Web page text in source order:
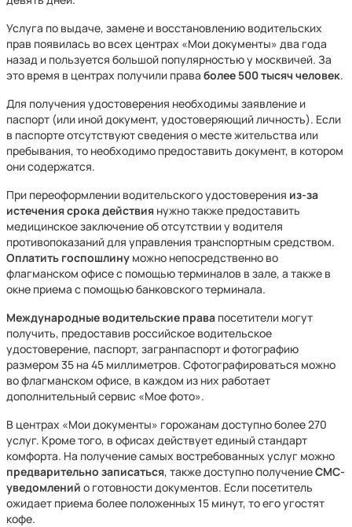
Услуга по выдаче, замене и восстановлению водительских
прав появилась во всех центрах «Мои документы» два года
назад и пользуется большой популярностью у москвичей. За
это время в центрах получили права более 500 тысяч человек.
Для получения удостоверения необходимы заявление и
паспорт (или иной документ, удостоверяющий личность). Если
в паспорте отсутствуют сведения о месте жительства или
пребывания, то необходимо предоставить документ, в котором
они содержатся.
При переоформлении водительского удостоверения из-за
истечения срока действия нужно также предоставить
медицинское заключение об отсутствии у водителя
противопоказаний для управления транспортным средством.
Оплатить госпошлину можно непосредственно во
флагманском офисе с помощью терминалов в зале, а также в
окне приема с помощью банковского терминала.
Международные водительские права посетители могут
получить, предоставив российское водительское
удостоверение, паспорт, загранпаспорт и фотографию
размером 35 на 45 миллиметров. Сфотографироваться можно
во флагманском офисе, в каждом из них работает
дополнительный сервис «Мое фото».
В центрах «Мои документы» горожанам доступно более 270
услуг. Кроме того, в офисах действует единый стандарт
комфорта. На получение самых востребованных услуг можно
предварительно записаться, также доступно получениеСМС-
уведомлений о готовности документов. Если посетитель
ожидает приема более положенных 15 минут, то его угостят
кофе.